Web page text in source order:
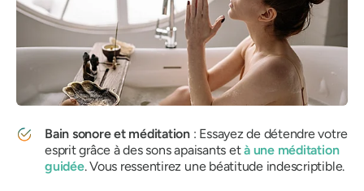
Bain sonore et méditation : Essayez de détendre votre
esprit grâce à des sons apaisants età une méditation
guidée. Vous ressentirez une béatitude indescriptible.